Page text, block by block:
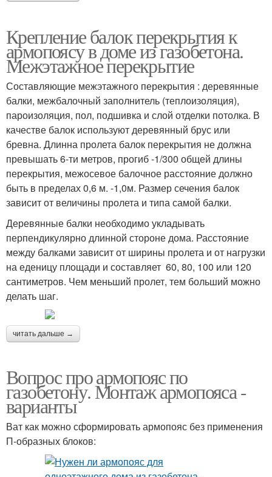
Крепление балок перекрытия к
армопоясу в доме из газобетона.
Межэтажное перекрытие
Составляющие межэтажного перекрытия : деревянные
балки, межбалочный заполнитель (теплоизоляция),
пароизоляция, пол, подшивка и слой отделки потолка. В
качестве балок используют деревянный брус или
бревна. Длинна пролета балок перекрытия не должна
превышать 6-ти метров, прогиб -1/300 общей длины
перекрытия, межосевое балочное расстояние должно
быть в пределах 0,6 м. -1,0м. Размер сечения балок
зависит от величины пролета и типа самой балки.
Деревянные балки необходимо укладывать
перпендикулярно длинной стороне дома. Расстояние
между балками зависит от ширины пролета и от нагрузки
на еденицу площади и составляет 60, 80, 100 или 120
сантиметров. Чем меньший пролет, тем больший можно
делать шаг.
читать дальше →
Вопрос про армопояс по
газобетону. Монтаж армопояса -
варианты
Ват как можно сформировать армопояс без применения
П-образных блоков: